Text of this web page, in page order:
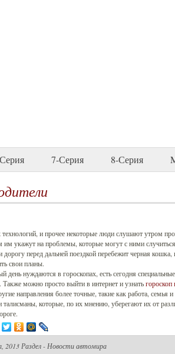
7-Серия 8-Серия
и прочее некоторые люди слушают утром
им укажут на проблемы, которые могут с ними
дорогу перед дальней поездкой перебежит черная
свои планы.
день нуждаются в гороскопах, есть сегодня
можно просто выйти в интернет и узнатьгороскоп
направления более точные, такие как работа, семья
талисманы, которые, по их мнению, уберегают их от
2013 Раздел - Новости автомира